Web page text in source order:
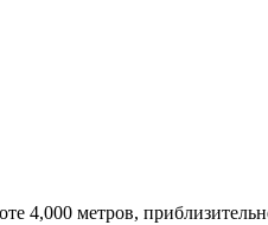
4,000 метров,